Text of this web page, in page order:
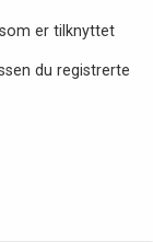
er tilknyttet
du registrerte